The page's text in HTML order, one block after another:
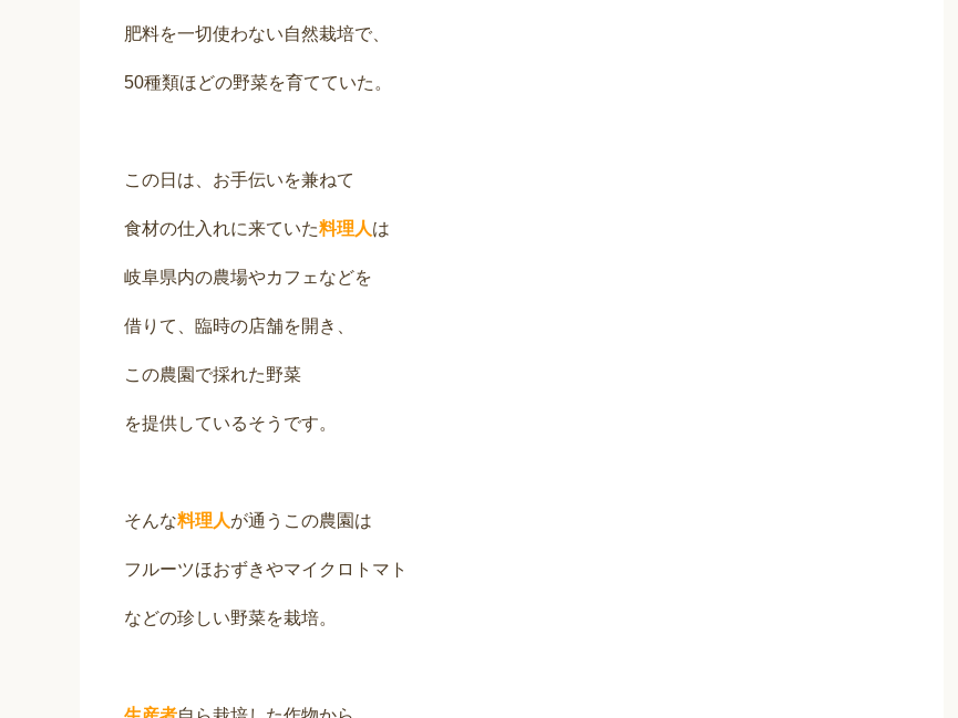
肥料を一切使わない自然栽培で、
50種類ほどの野菜を育てていた。
この日は、お手伝いを兼ねて
食材の仕入れに来ていた料理人は
岐阜県内の農場やカフェなどを
借りて、臨時の店舗を開き、
この農園で採れた野菜
を提供しているそうです。
そんな料理人が通うこの農園は
フルーツほおずきやマイクロトマト
などの珍しい野菜を栽培。